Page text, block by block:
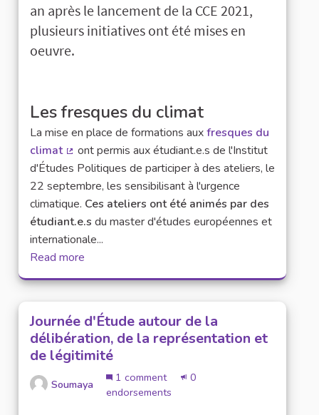
an après le lancement de la CCE 2021,
plusieurs initiatives ont été mises en
oeuvre.
Les fresques du climat
La mise en place de formations auxfresques du
climat
(External link)
ont permis aux étudiant.e.s de l'Institut
d'Études Politiques de participer à des ateliers, le
22 septembre, les sensibilisant à l'urgence
climatique. Ces ateliers ont été animés par des
étudiant.e.s du master d'études européennes et
internationale...
Read more
Journée d'Étude autour de la
délibération, de la représentation et
de légitimité
Soumaya
1 comment
0
endorsements